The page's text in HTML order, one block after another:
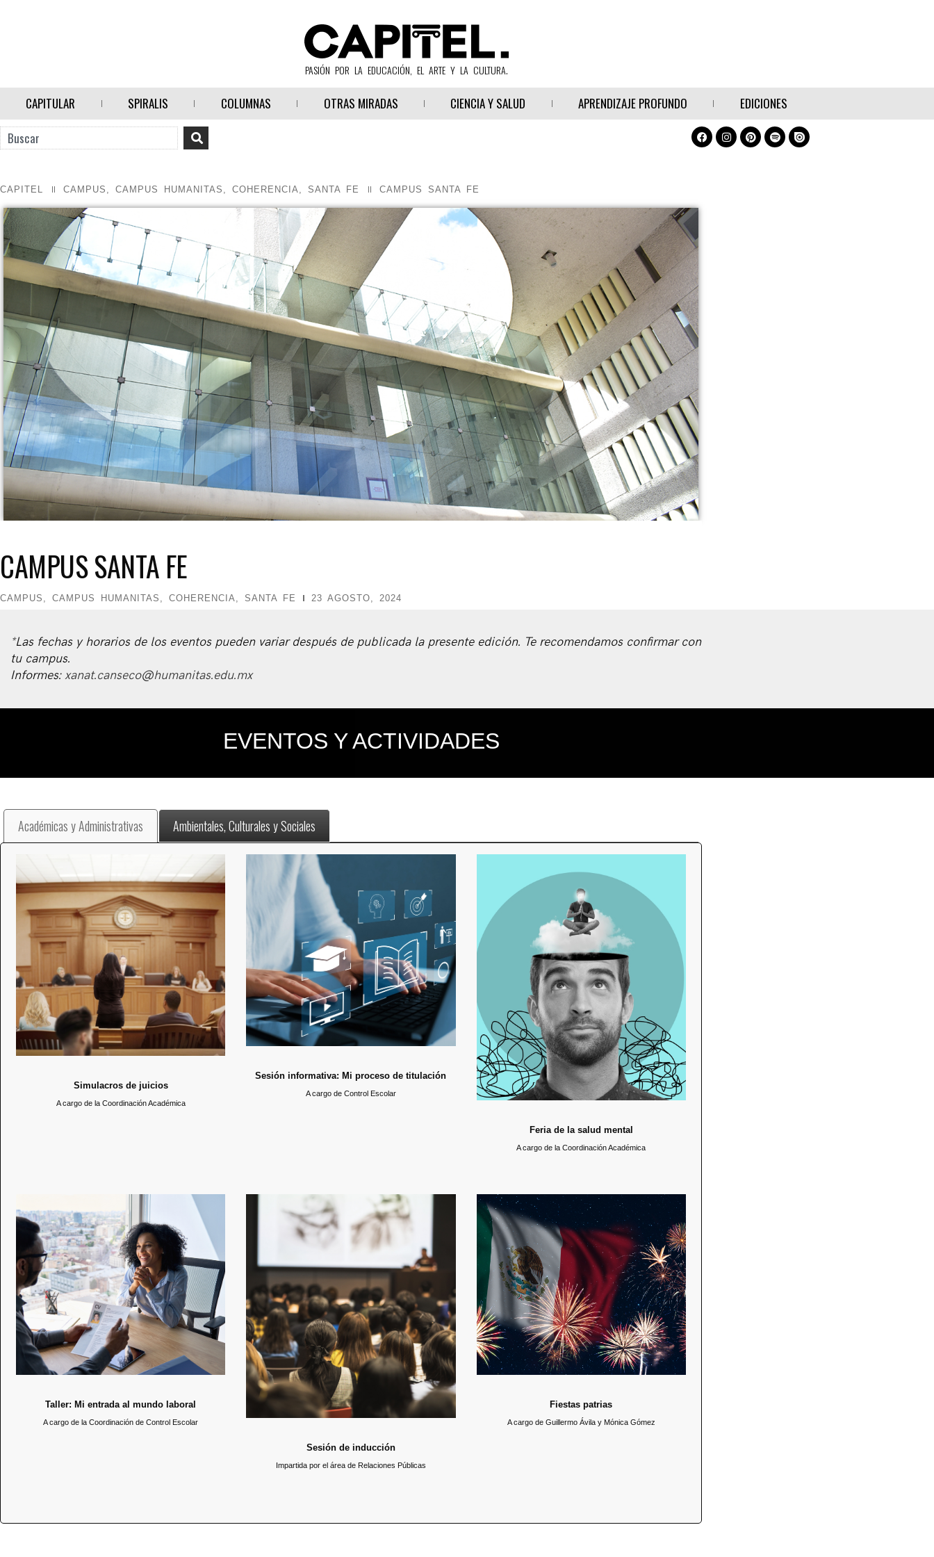
PASIÓN POR LA EDUCACIÓN, EL ARTE Y LA CULTURA.
CAPITULAR SPIRALIS COLUMNAS OTRAS MIRADAS CIENCIA Y SALUD APRENDIZAJE PROFUNDO EDICIONES
CAPITEL CAMPUS , CAMPUS HUMANITAS , COHERENCIA, SANTA FE CAMPUS SANTA FE
CAMPUS SANTA FE
CAMPUS , CAMPUS HUMANITAS , COHERENCIA, SANTA FE 23 AGOSTO, 2024
*Las fechas y horarios de los eventos pueden variar después de publicada la presente edición. Te recomendamos confirmar con
tu campus.
Informes: xanat.canseco@humanitas.edu.mx
EVENTOS Y ACTIVIDADES
Académicas y Administrativas Ambientales, Culturales y Sociales
Simulacros de juicios
El pasado 22 de julio se llevó a cabo la semana de
juicios, con motivo del Día del abogado. Se realizaron
simulaciones de juicios atendiendo casos de
relevancia social, en donde el profesor fungió de juez
y los estudiantes de distintos grupos representaron la
parte defensora y la acusatoria.
Simulacros de juicios
A cargo de la Coordinación Académica
Sesión informativa: Mi proceso de
titulación
5 de agosto / 19:00 hrs.
En esta sesión explicaremos cada uno de los
requisitos que deben cumplir los alumnos próximos a
egresar. También se les informará acerca de los
requisitos para la ceremonia de egreso.
Sesión informativa: Mi proceso de titulación
A cargo de Control Escolar
Feria de la salud mental
14 de agosto / 10:00 hrs.
Durante esta semana y con ayuda de los docentes
de Psicología, guiaremos a los alumnos para que se
organice una feria de la salud mental en el área de la
cafetería, con información breve, dinámicas e incluso
juegos sobre los problemas de salud mental más
comunes, cómo identificarlos, qué hacer y cómo
prevenirlos.
Feria de la salud mental
A cargo de la Coordinación Académica
Taller: Mi entrada al mundo laboral
4 de septiembre / 17:00 hrs.
En este taller conoceremos la guía para registrar el
CV en la Bolsa de Trabajo Humanitas y OCC.
Taller: Mi entrada al mundo laboral
A cargo de la Coordinación de Control Escolar
Sesión de inducción
El pasado 4 de julio se llevó a cabo la plática de
bienvenida a los alumnos de nuevo ingreso para el
ciclo 2025-1, con la finalidad de que conozcan el
código Humanitas, las diferentes áreas de la
Universidad, así como a los miembros del equipo
Humanitas que les acompañarán en su preparación
profesional.
Sesión de inducción
Impartida por el área de Relaciones Públicas
Fiestas patrias
12 de septiembre / 12:30 hrs.
Con motivo de las fiestas patrias y en conjunto con
las actividades llevadas a cabo este día por parte de
la comunidad estudiantil, se repartirán dulces típicos.
Fiestas patrias
A cargo de Guillermo Ávila y Mónica Gómez